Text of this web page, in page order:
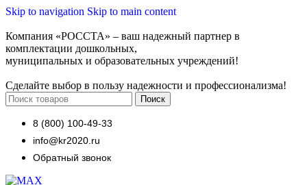
Skip to navigation Skip to main content
Компания «РОССТА» – ваш надежный партнер в
комплектации дошкольных,
муниципальных и образовательных учреждений!
Сделайте выбор в пользу надежности и профессионализма!
Поиск
8 (800) 100-49-33
info@kr2020.ru
Обратный звонок